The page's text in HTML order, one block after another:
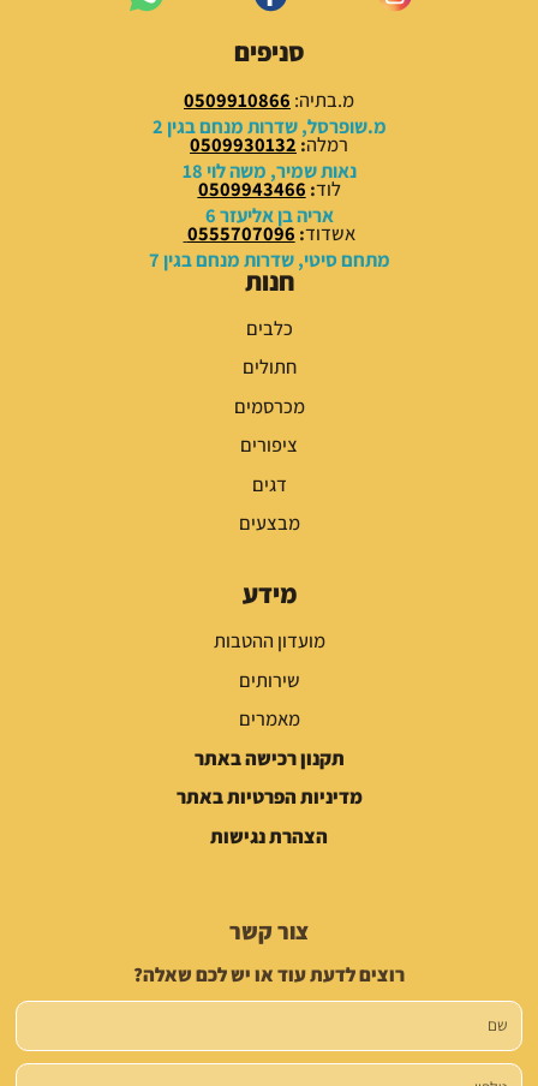
5
.
0
0
₪
.
0
0
₪
.
סניפים
מ.בתיה: 0509910866
מ.שופרסל, שדרות מנחם בגין 2
רמלה:
0509930132
נאות שמיר, משה לוי 18
לוד:
0509943466
אריה בן אליעזר 6
אשדוד:
0555707096
מתחם סיטי, שדרות מנחם בגין 7
חנות
כלבים
חתולים
מכרסמים
ציפורים
דגים
מבצעים
מידע
מועדון ההטבות
שירותים
מאמרים
תקנון רכישה באתר
מדיניות הפרטיות באתר
הצהרת נגישות
צור קשר
רוצים לדעת עוד או יש לכם שאלה?
שם
טלפון